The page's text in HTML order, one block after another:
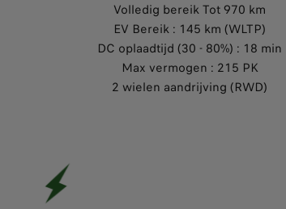
Volledig bereik Tot 970 km
EV Bereik : 145 km (WLTP)
DC oplaadtijd (30 - 80%) : 18 min
Max vermogen : 215 PK
2 wielen aandrijving (RWD)